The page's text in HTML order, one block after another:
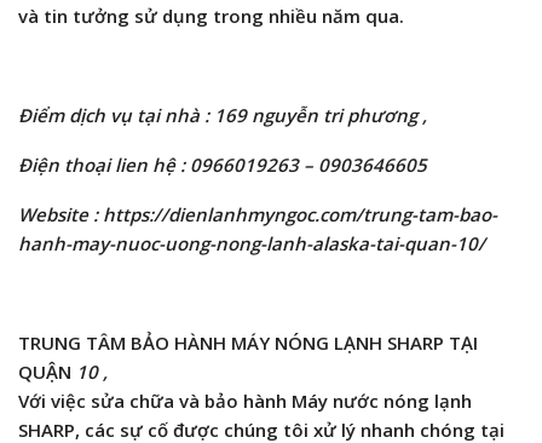
và tin tưởng sử dụng trong nhiều năm qua.
Điểm dịch vụ tại nhà : 169 nguyễn tri phương ,
Điện thoại lien hệ : 0966019263 – 0903646605
Website : https://dienlanhmyngoc.com/trung-tam-bao-
hanh-may-nuoc-uong-nong-lanh-alaska-tai-quan-10/
TRUNG TÂM BẢO HÀNH MÁY NÓNG LẠNH SHARP TẠI
QUẬN 10 ,
Với việc sửa chữa và bảo hành Máy nước nóng lạnh
SHARP, các sự cố được chúng tôi xử lý nhanh chóng tại